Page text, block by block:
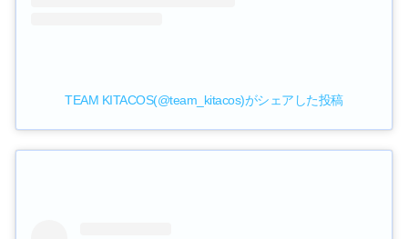
TEAM KITACOS(@team_kitacos)がシェアした投稿